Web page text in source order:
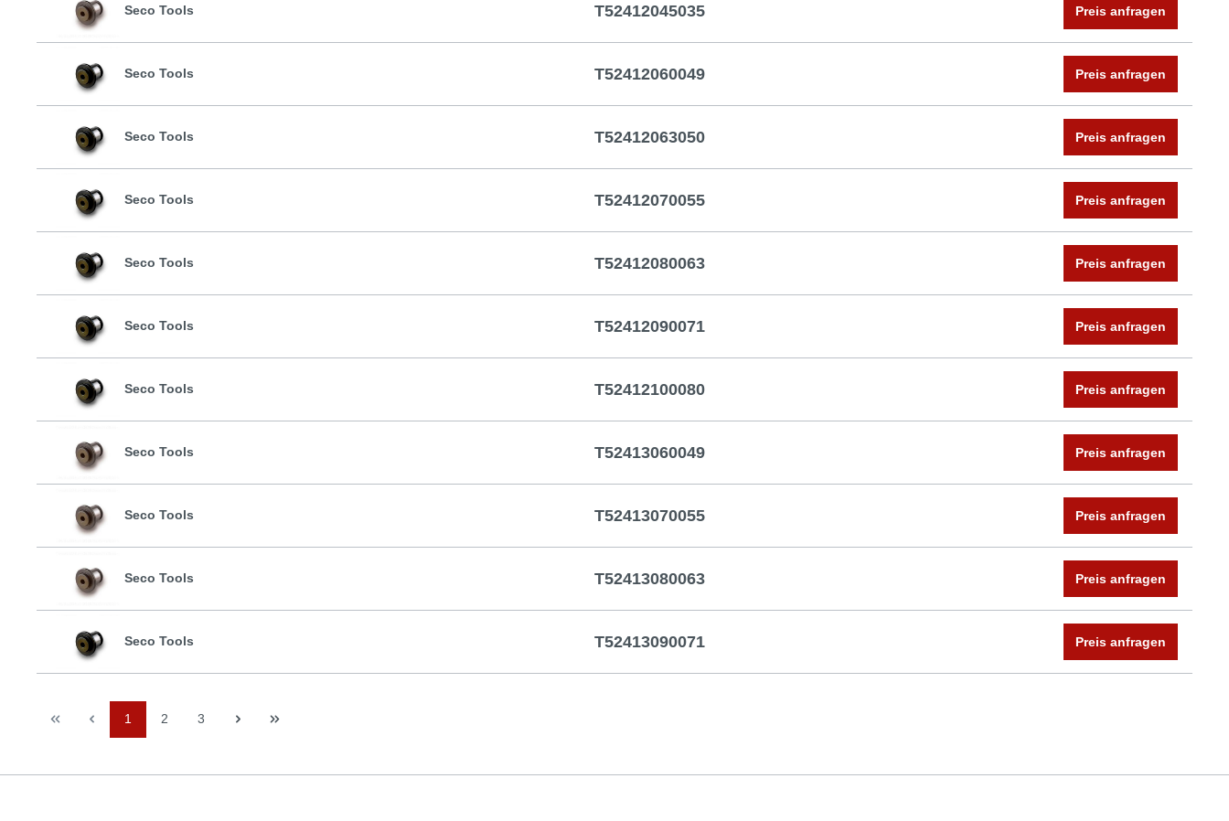
Seco Tools T52412045035 Preis anfragen
Seco Tools T52412060049 Preis anfragen
Seco Tools T52412063050 Preis anfragen
Seco Tools T52412070055 Preis anfragen
Seco Tools T52412080063 Preis anfragen
Seco Tools T52412090071 Preis anfragen
Seco Tools T52412100080 Preis anfragen
Seco Tools T52413060049 Preis anfragen
Seco Tools T52413070055 Preis anfragen
Seco Tools T52413080063 Preis anfragen
Seco Tools T52413090071 Preis anfragen
1 2 3